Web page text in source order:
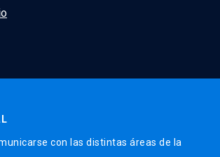
con las distintas áreas de la